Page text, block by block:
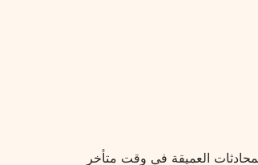
العميقة في وقت متأخر